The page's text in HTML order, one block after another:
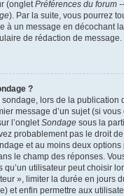
(ongletPréférences du forum
). Par la suite, vous pourrez
à un message en décochant
de rédaction de message.
?
sondage, lors de la publication
message d’un sujet (si
l’ongletSondage sous la
probablement pas le droit
et au moins deux
le champ des réponses.
qu’un utilisateur peut choisir
», limiter la durée en jours
et enfin permettre aux